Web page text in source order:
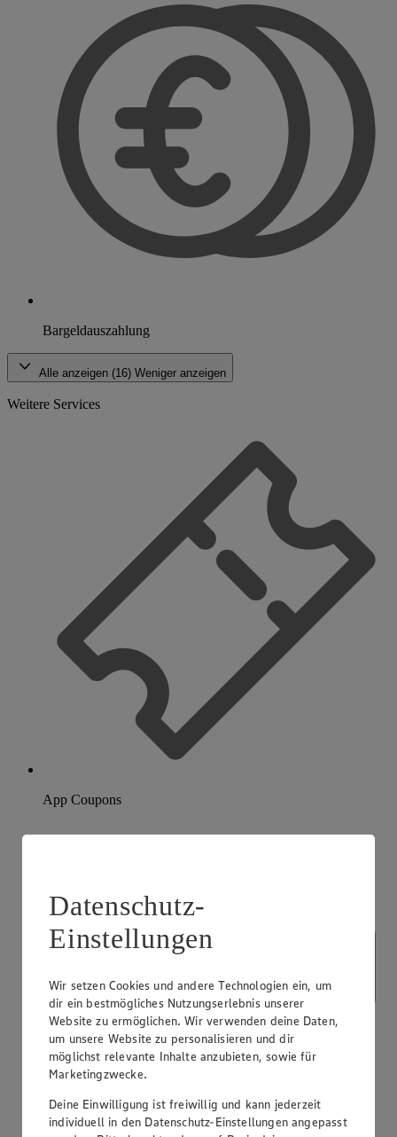
Bargeldauszahlung
Alle anzeigen (16) Weniger anzeigen
Weitere Services
App Coupons
Datenschutz-
Einstellungen
Wir setzen Cookies und andere Technologien ein, um
dir ein bestmögliches Nutzungserlebnis unserer
Website zu ermöglichen. Wir verwenden deine Daten,
um unsere Website zu personalisieren und dir
möglichst relevante Inhalte anzubieten, sowie für
Marketingzwecke.
Deine Einwilligung ist freiwillig und kann jederzeit
individuell in den Datenschutz-Einstellungen angepasst